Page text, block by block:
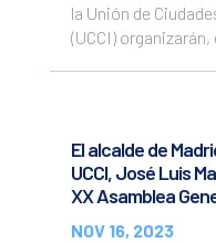
la Unión de
(UCCI) organizarán,
El alcalde de
UCCI, José Luis
XX Asamblea
NOV 16, 2023